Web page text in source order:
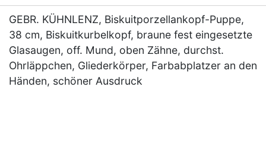
GEBR. KÜHNLENZ, Biskuitporzellankopf-Puppe,
38 cm, Biskuitkurbelkopf, braune fest eingesetzte
Glasaugen, off. Mund, oben Zähne, durchst.
Ohrläppchen, Gliederkörper, Farbabplatzer an den
Händen, schöner Ausdruck